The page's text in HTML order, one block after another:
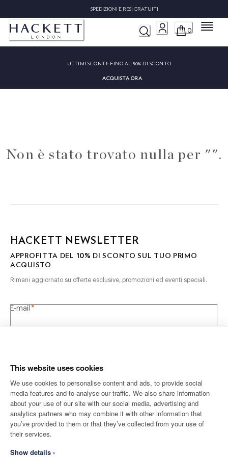
This website uses cookies
We use cookies to personalise content and ads, to provide social
media features and to analyse our traffic. We also share information
about your use of our site with our social media, advertising and
analytics partners who may combine it with other information that
you’ve provided to them or that they’ve collected from your use of
their services.
Show details ›
SPEDIZIONI E RESI GRATUITI
0 Menu
ULTIMI SCONTI: FINO AL 50% DI SCONTO
ACQUISTA ORA
Non è stato trovato nulla per "".
HACKETT NEWSLETTER
APPROFITTA DEL 10% DI SCONTO SUL TUO PRIMO
ACQUISTO
Rimani aggiornato su offerte esclusive, promozioni ed eventi speciali.
E-mail *
SPEDIZIONE A
Svizzera Cambia
LANGUAGE
CONTATTACI